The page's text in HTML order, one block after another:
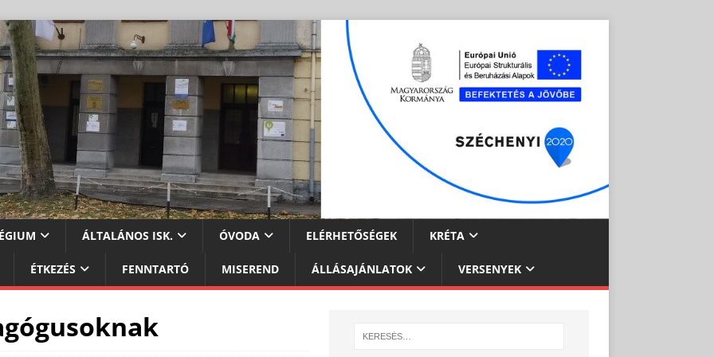
ÁLTALÁNOS ISK. ÓVODA ELÉRHETŐSÉGEK KRÉTA
ÉTKEZÉS FENNTARTÓ MISEREND ÁLLÁSAJÁNLATOK VERSENYEK